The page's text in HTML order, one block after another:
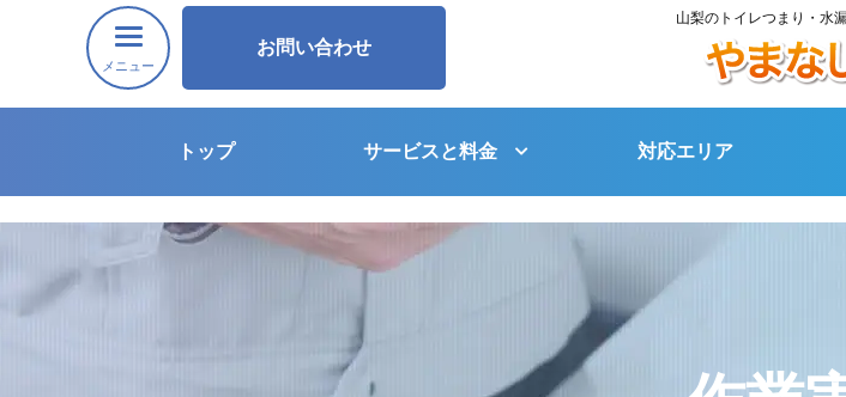
メニュー
お問い合わせ
山梨のトイレつまり・水
トップ サービスと料金 対応エリア